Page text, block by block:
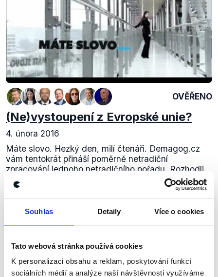
Souhlas Detaily Více o cookies
Tato webová stránka používá cookies
K personalizaci obsahu a reklam, poskytování funkcí
sociálních médií a analýze naší návštěvnosti využíváme
OVĚŘENO
(Ne)vystoupení z Evropské unie?
4. února 2016
Máte slovo. Hezký den, milí čtenáři. Demagog.cz
vám tentokrát přináší poměrně netradiční
zpracování jednoho netradičního pořadu. Rozhodli
jsme se komplexně prozkoumat fungování pořadu
Máte...
Číst dál
Zůstaňme v kontaktu